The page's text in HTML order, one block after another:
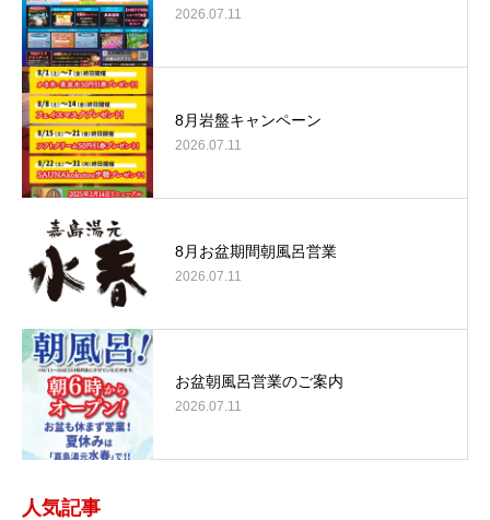
2026.07.11
8月岩盤キャンペーン
2026.07.11
8月お盆期間朝風呂営業
2026.07.11
お盆朝風呂営業のご案内
2026.07.11
人気記事